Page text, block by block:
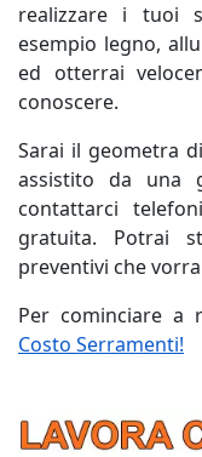
realizzare i tuoi
esempio legno,
ed otterrai
conoscere.
Sarai il geometra
assistito da una
contattarci
gratuita. Potrai
preventivi che
Per cominciare a
Costo Serramenti!